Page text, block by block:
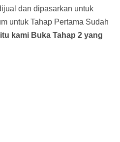
dan dipasarkan untuk
untuk Tahap Pertama Sudah
kami Buka Tahap 2 yang